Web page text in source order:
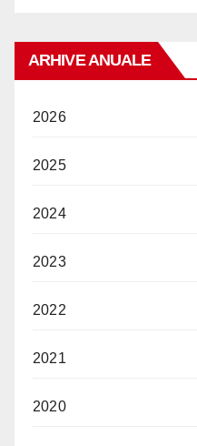
ARHIVE ANUALE
2026
2025
2024
2023
2022
2021
2020